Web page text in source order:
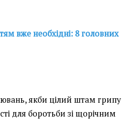
вже необхідні: 8 головних
якби цілий штам грипу
для боротьби зі щорічним